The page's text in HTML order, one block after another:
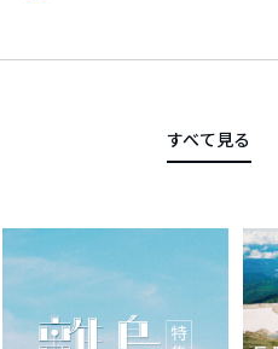
すべて見る